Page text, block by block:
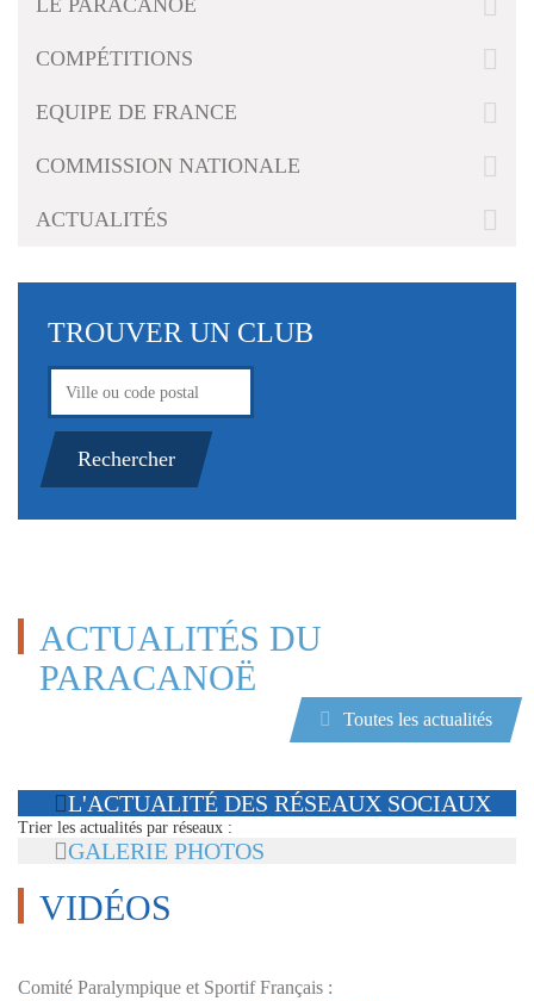
LE PARACANOË
COMPÉTITIONS
EQUIPE DE FRANCE
COMMISSION NATIONALE
ACTUALITÉS
TROUVER UN CLUB
ACTUALITÉS DU
PARACANOË
Toutes les actualités
L'ACTUALITÉ DES RÉSEAUX SOCIAUX
Trier les actualités par réseaux :
GALERIE PHOTOS
VIDÉOS
Comité Paralympique et Sportif Français :